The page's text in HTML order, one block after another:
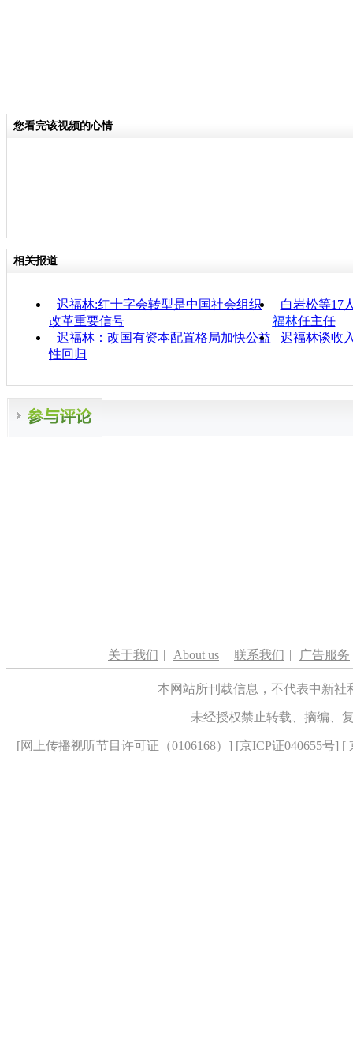
您看完该视频的心情
相关报道
迟福林:红十字会转型是中国社会组织
改革重要信号
白岩松等17
福林任主任
迟福林：改国有资本配置格局加快公益
性回归
迟福林谈收
关于我们 | About us | 联系我们 | 广告服务
本网站所刊载信息，不代表中新
未经授权禁止转载、摘编、
[网上传播视听节目许可证（0106168） ] [京ICP证040655号] [